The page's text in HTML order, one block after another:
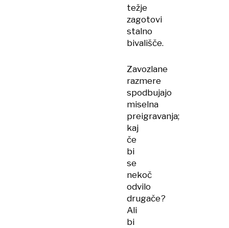
težje
zagotovi
stalno
bivališče.
Zavozlane
razmere
spodbujajo
miselna
preigravanja;
kaj
če
bi
se
nekoč
odvilo
drugače?
Ali
bi